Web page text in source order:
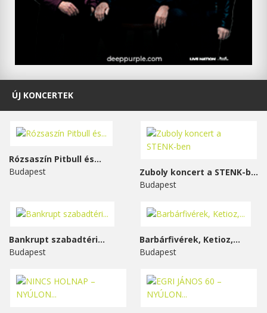
ÚJ KONCERTEK
Rózsaszín Pitbull és...
Budapest
Zuboly koncert a STENK-ben
Budapest
Bankrupt szabadtéri...
Budapest
Barbárfivérek, Ketioz,...
Budapest